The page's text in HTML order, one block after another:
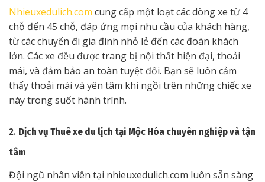
Nhieuxedulich.com cung cấp một loạt các dòng xe từ 4
chỗ đến 45 chỗ, đáp ứng mọi nhu cầu của khách hàng,
từ các chuyến đi gia đình nhỏ lẻ đến các đoàn khách
lớn. Các xe đều được trang bị nội thất hiện đại, thoải
mái, và đảm bảo an toàn tuyệt đối. Bạn sẽ luôn cảm
thấy thoải mái và yên tâm khi ngồi trên những chiếc xe
này trong suốt hành trình.
2. Dịch vụ Thuê xe du lịch tại Mộc Hóa chuyên nghiệp và tận
tâm
Đội ngũ nhân viên tại nhieuxedulich.com luôn sẵn sàng